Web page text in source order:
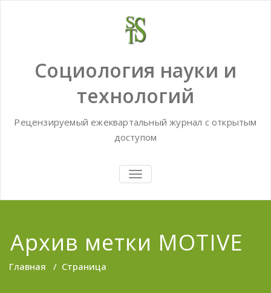
Социология науки и
технологий
Рецензируемый ежеквартальный журнал с открытым
доступом
TOGGLE
NAVIGATION
Архив метки MOTIVE
Главная / Страница